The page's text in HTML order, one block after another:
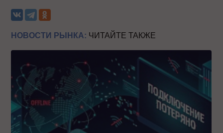
НОВОСТИ РЫНКА: ЧИТАЙТЕ ТАКЖЕ